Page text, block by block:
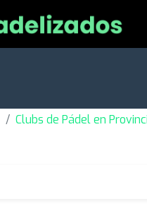
Clubs de Pádel en